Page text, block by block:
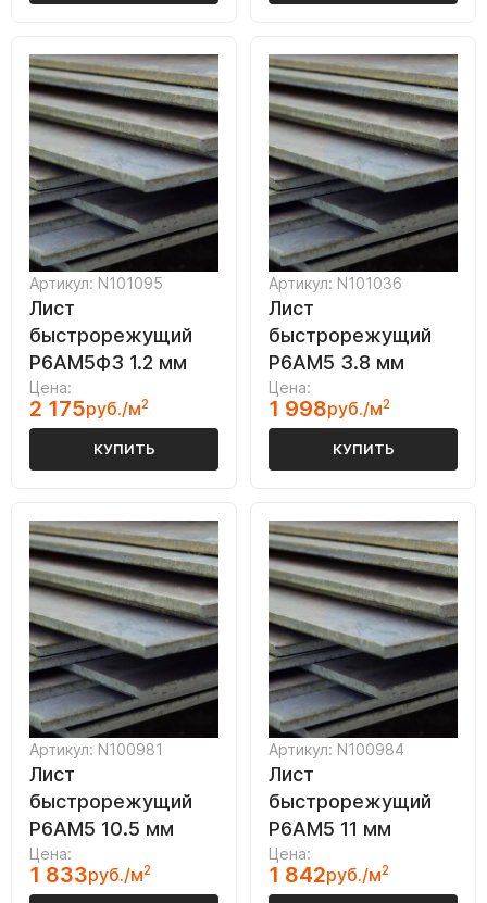
Артикул: N101095
Лист
быстрорежущий
Р6АМ5Ф3 1.2 мм
Цена:
2 175руб./м2
КУПИТЬ
Артикул: N101036
Лист
быстрорежущий
Р6АМ5 3.8 мм
Цена:
1 998руб./м2
КУПИТЬ
Артикул: N100981
Лист
быстрорежущий
Р6АМ5 10.5 мм
Цена:
1 833руб./м2
Артикул: N100984
Лист
быстрорежущий
Р6АМ5 11 мм
Цена:
1 842руб./м2